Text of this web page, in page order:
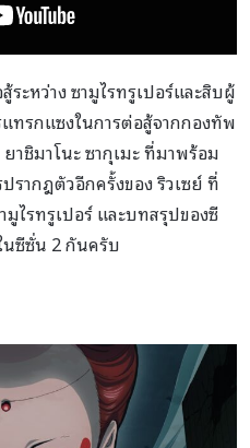
ระหว่าง ซามูไรทรูเปอร์และสิบผู้
ทรกแซงในการต่อสู้จากกองทัพ
าชิมาโนะ ซากุเมะ ที่มาพร้อม
ากฎตัวอีกครั้งของ ริวเซย์ ที่
มูไรทรูเปอร์ และบทสรุปของซี
นซีซั่น 2 กันครับ